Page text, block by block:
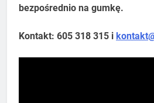
bezpośrednio na gumkę.
Kontakt: 605 318 315 i